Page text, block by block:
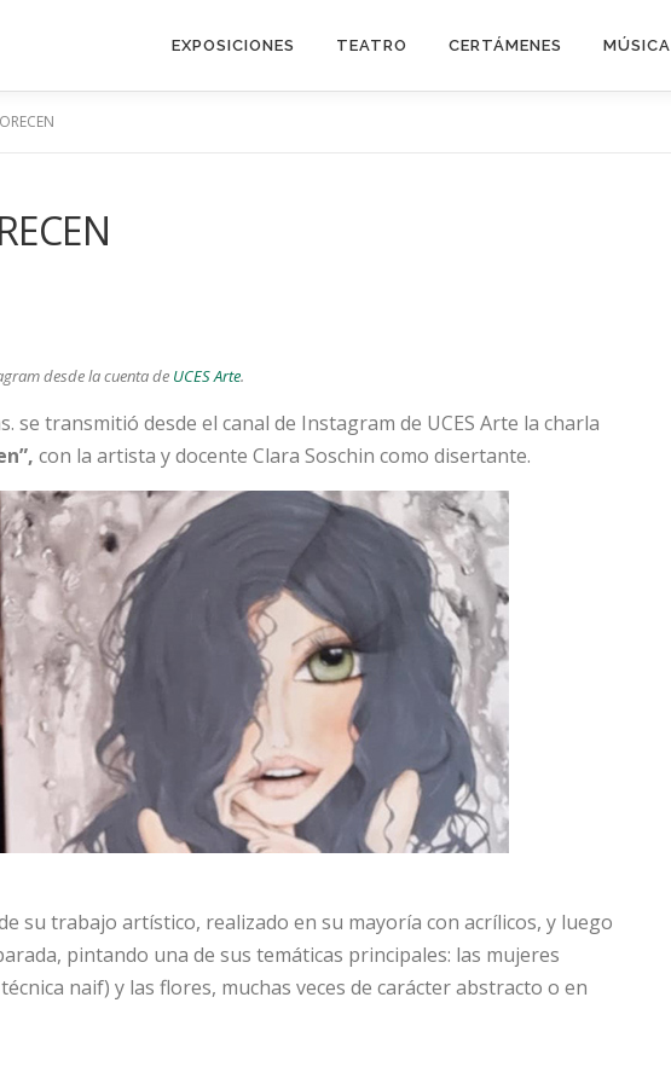
EXPOSICIONES TEATRO CERTÁMENES MÚSICA
desde la cuenta de UCES Arte.
se transmitió desde el canal de Instagram de UCES Arte la charla
con la artista y docente Clara Soschin como disertante.
su trabajo artístico, realizado en su mayoría con acrílicos, y luego
pintando una de sus temáticas principales: las mujeres
naif) y las flores, muchas veces de carácter abstracto o en